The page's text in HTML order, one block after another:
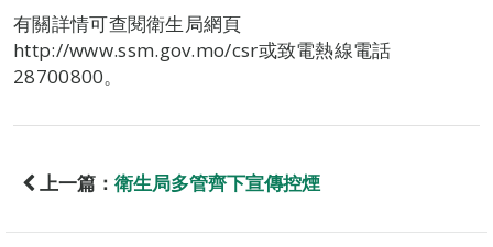
有關詳情可查閱衛生局網頁
http://www.ssm.gov.mo/csr或致電熱線電話
28700800。
上一篇： 衛生局多管齊下宣傳控煙